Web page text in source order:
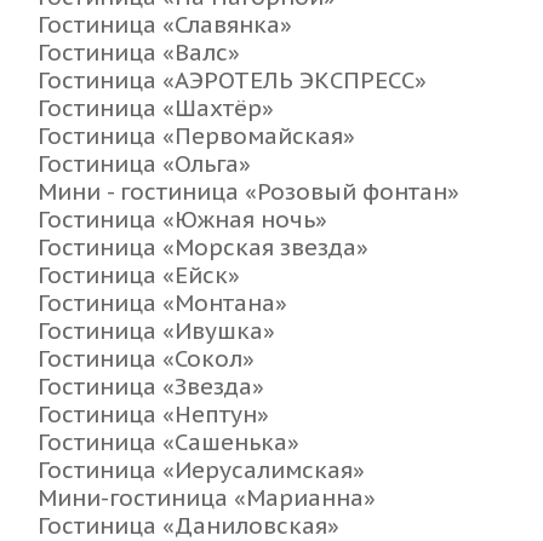
Гостиница «Славянка»
Гостиница «Валс»
Гостиница «АЭРОТЕЛЬ ЭКСПРЕСС»
Гостиница «Шахтёр»
Гостиница «Первомайская»
Гостиница «Ольга»
Мини - гостиница «Розовый фонтан»
Гостиница «Южная ночь»
Гостиница «Морская звезда»
Гостиница «Ейск»
Гостиница «Монтана»
Гостиница «Ивушка»
Гостиница «Сокол»
Гостиница «Звезда»
Гостиница «Нептун»
Гостиница «Сашенька»
Гостиница «Иерусалимская»
Мини-гостиница «Марианна»
Гостиница «Даниловская»